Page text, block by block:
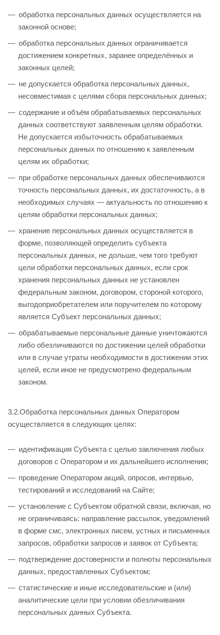
обработка персональных данных осуществляется на
законной основе;
обработка персональных данных ограничивается
достижением конкретных, заранее определённых и
законных целей;
не допускается обработка персональных данных,
несовместимая с целями сбора персональных данных;
содержание и объём обрабатываемых персональных
данных соответствуют заявленным целям обработки.
Не допускается избыточность обрабатываемых
персональных данных по отношению к заявленным
целям их обработки;
при обработке персональных данных обеспечиваются
точность персональных данных, их достаточность, а в
необходимых случаях — актуальность по отношению к
целям обработки персональных данных;
хранение персональных данных осуществляется в
форме, позволяющей определить субъекта
персональных данных, не дольше, чем того требуют
цели обработки персональных данных, если срок
хранения персональных данных не установлен
федеральным законом, договором, стороной которого,
выгодоприобретателем или поручителем по которому
является Субъект персональных данных;
обрабатываемые персональные данные уничтожаются
либо обезличиваются по достижении целей обработки
или в случае утраты необходимости в достижении этих
целей, если иное не предусмотрено федеральным
законом.
3.2.Обработка персональных данных Оператором
осуществляется в следующих целях:
идентификация Субъекта с целью заключения любых
договоров с Оператором и их дальнейшего исполнения;
проведение Оператором акций, опросов, интервью,
тестирований и исследований на Сайте;
установление с Субъектом обратной связи, включая, но
не ограничиваясь: направление рассылок, уведомлений
в форме смс, электронных писем, устных и письменных
запросов, обработки запросов и заявок от Субъекта;
подтверждение достоверности и полноты персональных
данных, предоставленных Субъектом;
статистические и иные исследовательские и (или)
аналитические цели при условии обезличивания
персональных данных Субъекта.